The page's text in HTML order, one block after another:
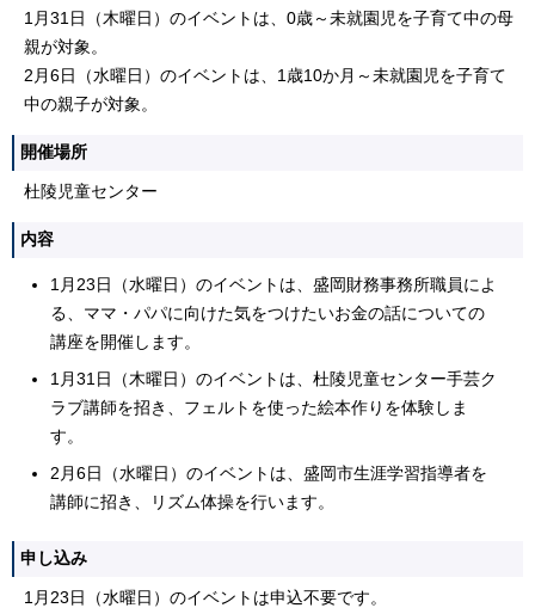
1月31日（木曜日）のイベントは、0歳～未就園児を子育て中の母
親が対象。
2月6日（水曜日）のイベントは、1歳10か月～未就園児を子育て
中の親子が対象。
開催場所
杜陵児童センター
内容
1月23日（水曜日）のイベントは、盛岡財務事務所職員によ
る、ママ・パパに向けた気をつけたいお金の話についての
講座を開催します。
1月31日（木曜日）のイベントは、杜陵児童センター手芸ク
ラブ講師を招き、フェルトを使った絵本作りを体験しま
す。
2月6日（水曜日）のイベントは、盛岡市生涯学習指導者を
講師に招き、リズム体操を行います。
申し込み
1月23日（水曜日）のイベントは申込不要です。